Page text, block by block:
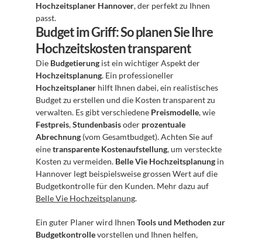
Hochzeitsplaner Hannover, der perfekt zu Ihnen
passt.
Budget im Griff: So planen Sie Ihre
Hochzeitskosten transparent
Die Budgetierung
Hochzeitsplanung
Hochzeitsplaner hilft Ihnen dabei, ein realistisches
Budget zu erstellen und die Kosten transparent zu
verwalten. Es gibt verschiedene Preismodelle
Festpreis, Stundenbasis oder prozentuale
Abrechnung (vom Gesamtbudget). Achten Sie auf
eine transparente Kostenaufstellung, um versteckte
Kosten zu vermeiden. Belle Vie Hochzeitsplanung in
Hannover legt beispielsweise grossen Wert auf die
Belle Vie Hochzeitsplanung.
Ein guter Planer wird Ihnen Tools und Methoden zur
Budgetkontrolle vorstellen und Ihnen helfen,